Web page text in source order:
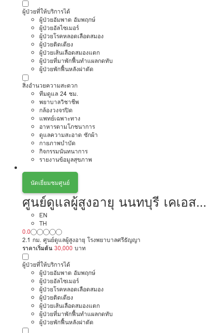
ผู้ป่วยที่ให้บริการได้
ผู้ป่วยอัมพาต อัมพฤกษ์
ผู้ป่วยอัลไซเมอร์
ผู้ป่วยโรคหลอดเลือดสมอง
ผู้ป่วยติดเตียง
ผู้ป่วยเส้นเลือดสมองแตก
ผู้ป่วยที่มาพักฟื้นทำแผลกดทับ
ผู้ป่วยพักฟื้นหลังผ่าตัด
สิ่งอำนวยความสะดวก
ทีมดูแล 24 ชม.
พยาบาลวิชาชีพ
กล้องวงจรปิด
แพทย์เฉพาะทาง
อาหารตามโภชนาการ
ดูแลความสะอาด ซักผ้า
กายภาพบำบัด
กิจกรรมนันทนาการ
รายงานข้อมูลสุขภาพ
นัดเยี่ยมชมศูนย์
ศูนย์ดูแลผู้สูงอายุ นนทบุรี เคเอส
โฮมแคร์
EN
TH
0.0
2.1 กม. ศูนย์ดูแลผู้สูงอายุ โรงพยาบาลศรีธัญญา
ราคาเริ่มต้น 30,000 บาท
ผู้ป่วยที่ให้บริการได้
ผู้ป่วยอัมพาต อัมพฤกษ์
ผู้ป่วยอัลไซเมอร์
ผู้ป่วยโรคหลอดเลือดสมอง
ผู้ป่วยติดเตียง
ผู้ป่วยเส้นเลือดสมองแตก
ผู้ป่วยที่มาพักฟื้นทำแผลกดทับ
ผู้ป่วยพักฟื้นหลังผ่าตัด